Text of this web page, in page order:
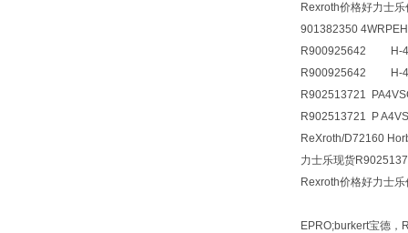
Rexroth价格好力士
901382350
R900925642 H-
R900925642 H-
R902513721
R902513721 P
ReXroth/D72160
力士乐现货
Rexroth价格好力士
EPRO;burkert宝德，